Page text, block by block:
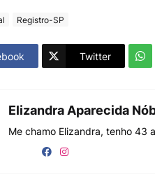
Registro-SP
Twitter
Elizandra Aparecida
Me chamo Elizandra, tenho 43